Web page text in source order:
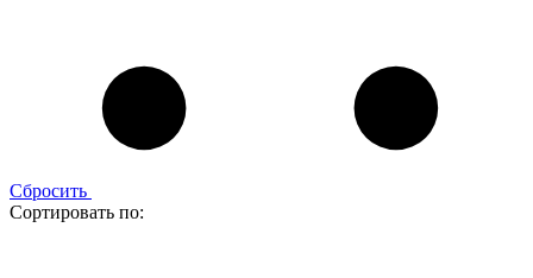
Сбросить
Сортировать по: